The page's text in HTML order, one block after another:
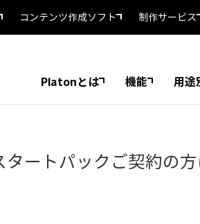
コンテンツ作成ソフト 制作サービス
Platonとは 機能 用途
ートパックご契約の方